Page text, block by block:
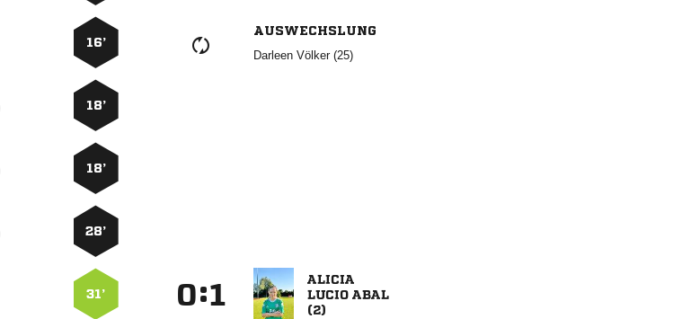
16’
AUSWECHSLUNG
  
18’
18’
28’
31’ :

 
